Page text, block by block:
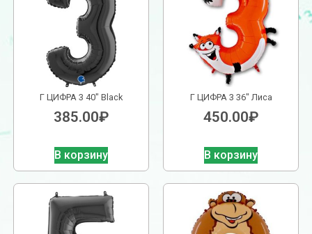
Г ЦИФРА 3 40″ Black
385.00₽
В корзину
Г ЦИФРА 3 36″ Лиса
450.00₽
В корзину